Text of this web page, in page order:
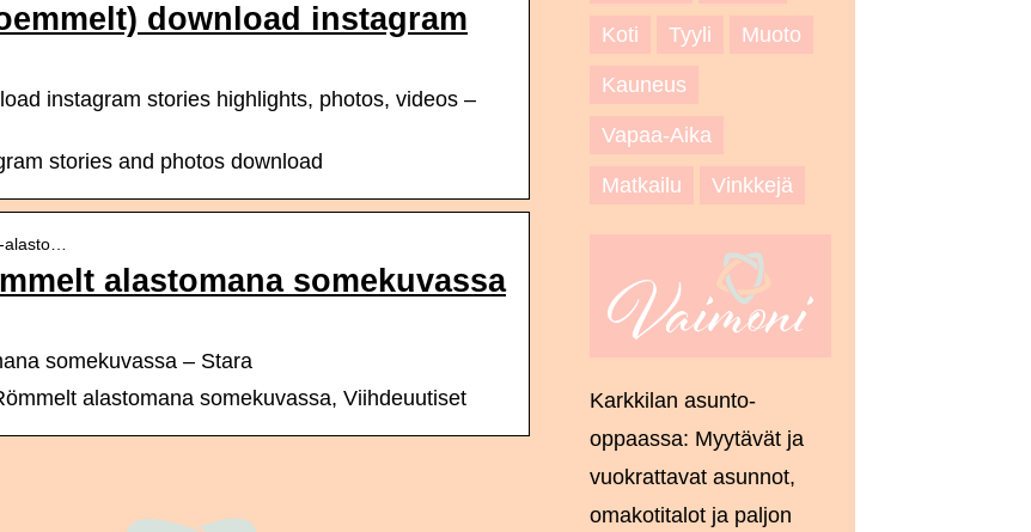
download instagram
instagram stories highlights, photos, videos –
stories and photos download
alasto…
alastomana somekuvassa
somekuvassa – Stara
alastomana somekuvassa, Viihdeuutiset
Koti Tyyli Muoto
Kauneus
Vapaa-Aika
Matkailu Vinkkejä
Karkkilan asunto-
oppaassa: Myytävät ja
vuokrattavat asunnot,
omakotitalot ja paljon